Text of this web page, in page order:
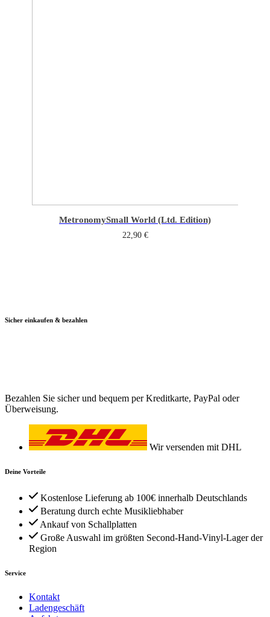
MetronomySmall World (Ltd. Edition)
22,90 €
Sicher einkaufen & bezahlen
Bezahlen Sie sicher und bequem per Kreditkarte, PayPal oder
Überweisung.
Wir versenden mit DHL
Deine Vorteile
Kostenlose Lieferung ab 100€ innerhalb Deutschlands
Beratung durch echte Musikliebhaber
Ankauf von Schallplatten
Große Auswahl im größten Second-Hand-Vinyl-Lager der
Region
Service
Kontakt
Ladengeschäft